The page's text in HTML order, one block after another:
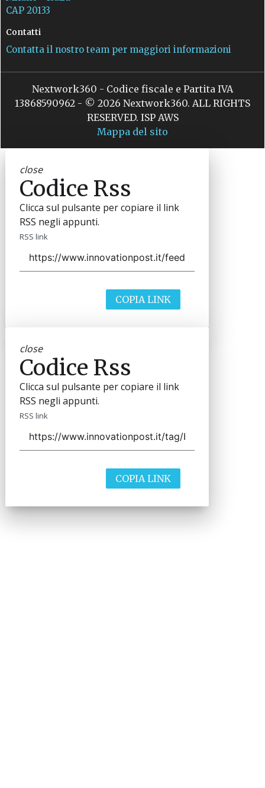
CAP 20133
Contatti
Contatta il nostro team per maggiori informazioni
Nextwork360 - Codice fiscale e Partita IVA
13868590962 - © 2026 Nextwork360. ALL RIGHTS
RESERVED. ISP AWS
Mappa del sito
close
Codice Rss
Clicca sul pulsante per copiare il link
RSS negli appunti.
RSS link
COPIA LINK
close
Codice Rss
Clicca sul pulsante per copiare il link
RSS negli appunti.
RSS link
COPIA LINK